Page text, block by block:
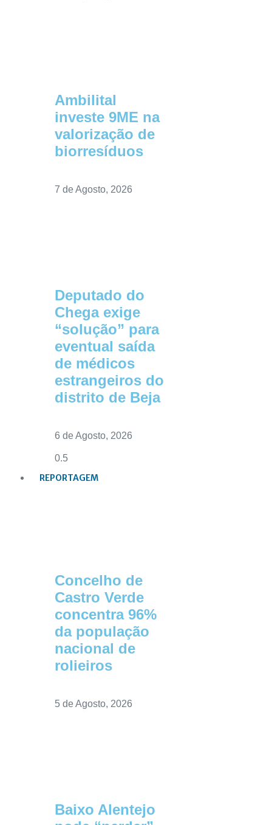
Ambilital
investe 9ME na
valorização de
biorresíduos
7 de Agosto, 2026
Deputado do
Chega exige
“solução” para
eventual saída
de médicos
estrangeiros do
distrito de Beja
6 de Agosto, 2026
REPORTAGEM
Concelho de
Castro Verde
concentra 96%
da população
nacional de
rolieiros
5 de Agosto, 2026
Baixo Alentejo